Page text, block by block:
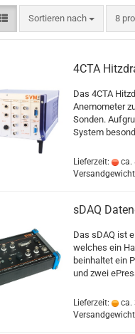
Sortieren nach 8
4CTA
Das 4CTA
Anemometer
Sonden.
System
Lieferzeit: ca.
sDAQ
Das sDAQ ist
welches ein
beinhaltet ein
und zwei
Lieferzeit: ca.